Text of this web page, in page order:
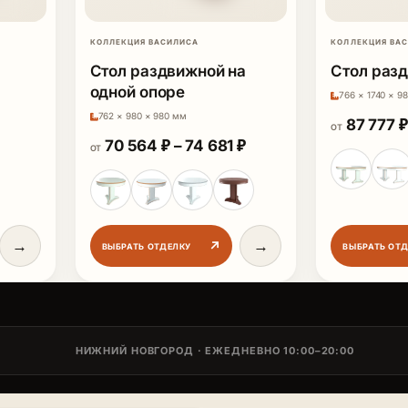
цена составляла 50 354 ₽.
цена: 37 766 ₽.
→
КОЛЛЕКЦИЯ ВАСИЛИСА
Стол раздвижной на
одной опоре
762 × 980 × 980 мм
ОТ 70 564 ₽ –74 681₽Диапазон цен: 70 564
ВЫБРАТЬ ОТДЕЛКУ ↗ →
КОЛЛЕКЦИЯ
Стол
766 × 1740 ×
ОТ 87 777 ₽
ВЫБРАТЬ
НИЖНИЙ НОВГОРОД · ЕЖЕДНЕВНО 10:00–20:00